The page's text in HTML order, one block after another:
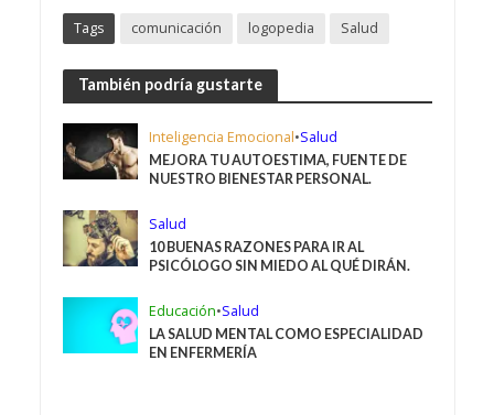
Tags comunicación logopedia Salud
También podría gustarte
Inteligencia Emocional•Salud
MEJORA TU AUTOESTIMA, FUENTE DE
NUESTRO BIENESTAR PERSONAL.
Salud
10 BUENAS RAZONES PARA IR AL
PSICÓLOGO SIN MIEDO AL QUÉ DIRÁN.
Educación•Salud
LA SALUD MENTAL COMO ESPECIALIDAD
EN ENFERMERÍA